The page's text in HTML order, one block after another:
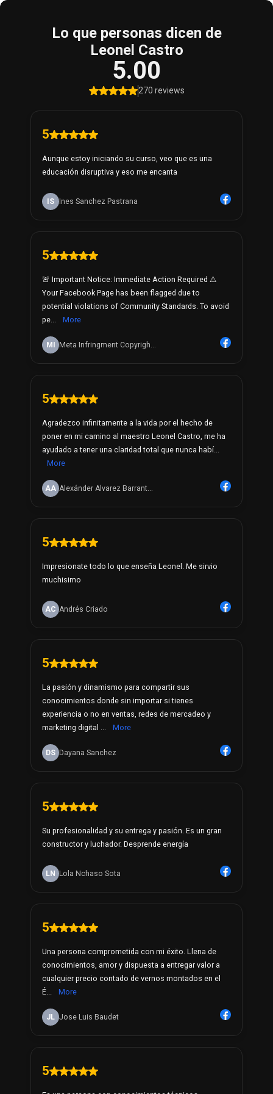
Lo que personas dicen de
Leonel Castro
5.00
270 reviews
5
Aunque estoy iniciando su curso, veo que es una
educación disruptiva y eso me encanta
IS Ines Sanchez Pastrana
5
🚨 Important Notice: Immediate Action Required ⚠️
Your Facebook Page has been flagged due to
potential violations of Community Standards. To avoid
pe...
More
MI Meta Infringment Copyrigh...
5
Agradezco infinitamente a la vida por el hecho de
poner en mi camino al maestro Leonel Castro, me ha
ayudado a tener una claridad total que nunca habí...
More
AA Alexánder Alvarez Barrant...
5
Impresionate todo lo que enseña Leonel. Me sirvio
muchisimo
AC Andrés Criado
5
La pasión y dinamismo para compartir sus
conocimientos donde sin importar si tienes
experiencia o no en ventas, redes de mercadeo y
marketing digital ...
More
DS Dayana Sanchez
5
Su profesionalidad y su entrega y pasión. Es un gran
constructor y luchador. Desprende energía
LN Lola Nchaso Sota
5
Una persona comprometida con mi éxito. Llena de
conocimientos, amor y dispuesta a entregar valor a
cualquier precio contado de vernos montados en el
É...
More
JL Jose Luis Baudet
5